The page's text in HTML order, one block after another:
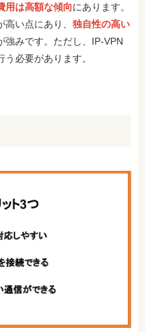
用は高額な傾向にあります。
い点にあり、 独自性の高い
強みです。ただし、IP-VPN
必要があります。